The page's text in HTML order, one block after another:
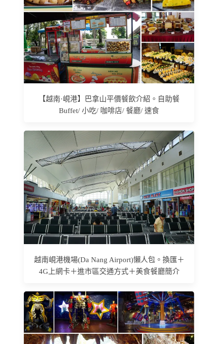
【越南·峴港】巴拿山平價餐飲介紹。自助餐
Buffet/ 小吃/ 咖啡店/ 餐廳/ 速食
越南峴港機場(Da Nang Airport)懶人包。換匯＋
4G上網卡＋進市區交通方式＋美食餐廳簡介